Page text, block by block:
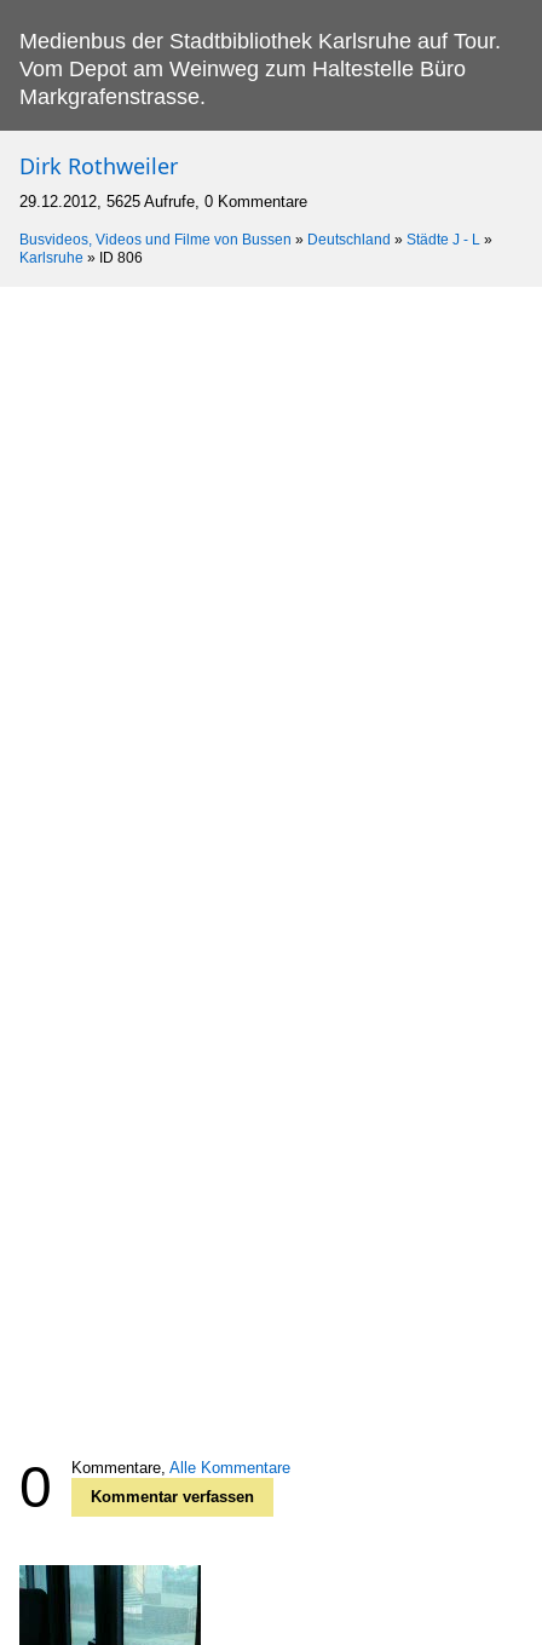
Medienbus der Stadtbibliothek Karlsruhe auf Tour.
Vom Depot am Weinweg zum Haltestelle Büro
Markgrafenstrasse.
Dirk Rothweiler
29.12.2012, 5625 Aufrufe, 0 Kommentare
Busvideos, Videos und Filme von Bussen » Deutschland » Städte J - L »
Karlsruhe » ID 806
0 Kommentare, Alle Kommentare
Kommentar verfassen